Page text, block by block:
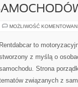
MOŻLIWOŚĆ
Rentdabcar to
z myślą o
Strona
związanych z